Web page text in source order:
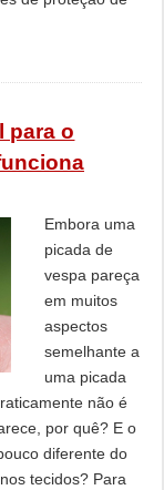
para o
Embora uma
picada de
vespa pareça
em muitos
aspectos
semelhante a
uma picada
não é
por quê? E o
diferente do
tecidos? Para